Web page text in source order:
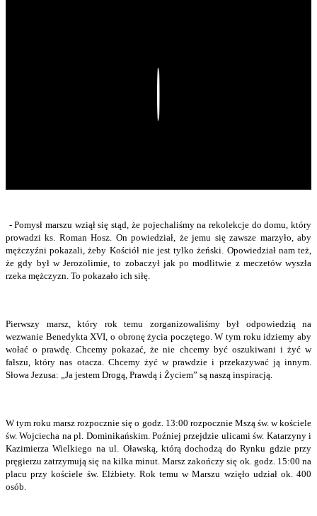
- Pomysł marszu wziął się stąd, że pojechaliśmy na rekolekcje do domu, który
prowadzi ks. Roman Hosz. On powiedział, że jemu się zawsze marzyło, aby
mężczyźni pokazali, żeby Kościół nie jest tylko żeński. Opowiedział nam też,
że gdy był w Jerozolimie, to zobaczył jak po modlitwie z meczetów wyszła
rzeka mężczyzn. To pokazało ich siłę.
Pierwszy marsz, który rok temu zorganizowaliśmy był odpowiedzią na
wezwanie Benedykta XVI, o obronę życia poczętego. W tym roku idziemy aby
wołać o prawdę. Chcemy pokazać, że nie chcemy być oszukiwani i żyć w
fałszu, który nas otacza. Chcemy żyć w prawdzie i przekazywać ją innym.
Słowa Jezusa: „Ja jestem Drogą, Prawdą i Życiem” są naszą inspiracją.
W tym roku marsz rozpocznie się o godz. 13:00 rozpocznie Mszą św. w kościele
św. Wojciecha na pl. Dominikańskim. Poźniej przejdzie ulicami św. Katarzyny i
Kazimierza Wielkiego na ul. Oławską, którą dochodzą do Rynku gdzie przy
pręgierzu zatrzymują się na kilka minut. Marsz zakończy się ok. godz. 15:00 na
placu przy kościele św. Elżbiety. Rok temu w Marszu wzięło udział ok. 400
osób.